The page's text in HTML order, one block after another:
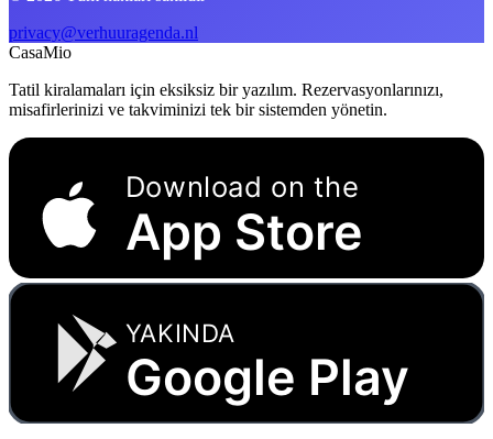
privacy@verhuuragenda.nl
CasaMio
Tatil kiralamaları için eksiksiz bir yazılım. Rezervasyonlarınızı,
misafirlerinizi ve takviminizi tek bir sistemden yönetin.
Download on the
App Store
YAKINDA
Google Play